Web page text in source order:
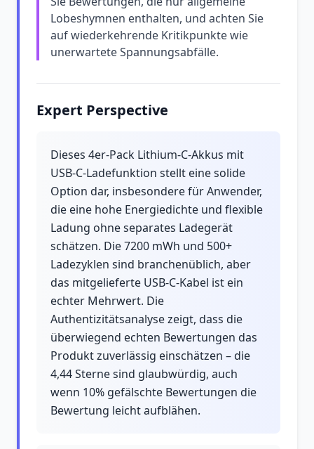
Lobeshymnen enthalten, und achten Sie
auf wiederkehrende Kritikpunkte wie
unerwartete Spannungsabfälle.
Expert Perspective
Dieses 4er-Pack Lithium-C-Akkus mit
USB-C-Ladefunktion stellt eine solide
Option dar, insbesondere für Anwender,
die eine hohe Energiedichte und flexible
Ladung ohne separates Ladegerät
schätzen. Die 7200 mWh und 500+
Ladezyklen sind branchenüblich, aber
das mitgelieferte USB-C-Kabel ist ein
echter Mehrwert. Die
Authentizitätsanalyse zeigt, dass die
überwiegend echten Bewertungen das
Produkt zuverlässig einschätzen – die
4,44 Sterne sind glaubwürdig, auch
wenn 10% gefälschte Bewertungen die
Bewertung leicht aufblähen.